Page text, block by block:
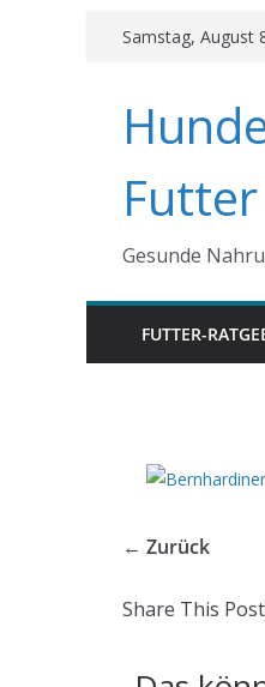
SkipSamstag, August
Futter
Gesunde
FUTTER-
← Zurück
Share This